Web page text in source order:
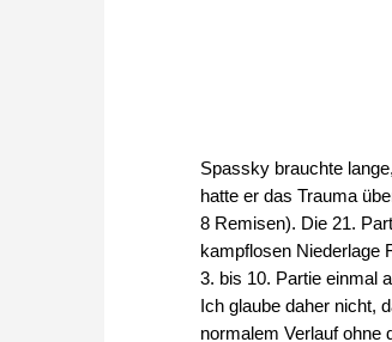
Spassky brauchte
hatte er das Trauma
8 Remisen). Die 21.
kampflosen Niederlage
3. bis 10. Partie einmal
Ich glaube daher nicht,
normalem Verlauf ohne